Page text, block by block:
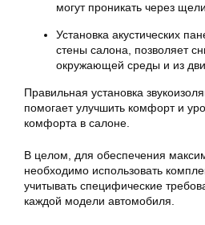
могут проникать через
Установка акустических
стены салона, позволяет
окружающей среды и из
Правильная установка
помогает улучшить комфорт и
комфорта в салоне.
В целом, для обеспечения
необходимо использовать
учитывать специфические
каждой модели автомобиля.